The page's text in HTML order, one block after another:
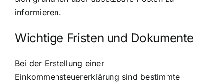
informieren.
Wichtige Fristen und Dokumente
Bei der Erstellung einer
Einkommensteuererklärung sind bestimmte